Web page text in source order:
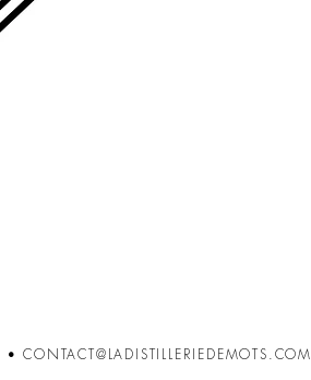
•CONTACT@LADISTILLERIEDEMOTS.COM